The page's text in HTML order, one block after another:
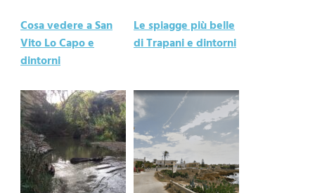
Cosa vedere a San
Vito Lo Capo e
dintorni
Le spiagge più belle
di Trapani e dintorni